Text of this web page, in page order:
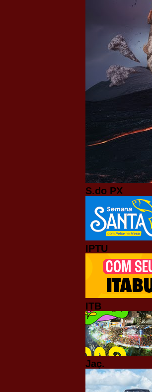
S.do PX
IPTU
ITB
Jaç.